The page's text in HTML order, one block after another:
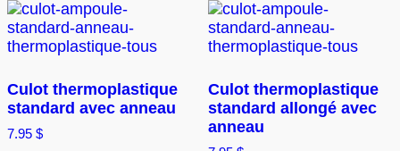
Culot thermoplastique
standard avec anneau
7.95 $
Culot thermoplastique
standard allongé avec
anneau